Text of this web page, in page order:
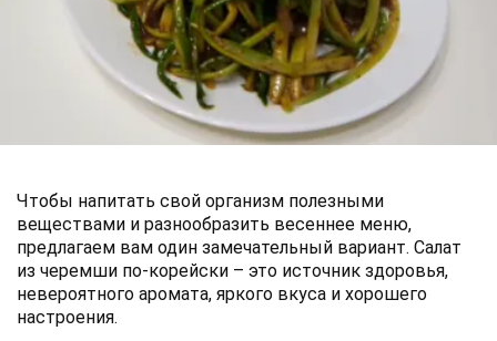
Чтобы напитать свой организм полезными
веществами и разнообразить весеннее меню,
предлагаем вам один замечательный вариант. Салат
из черемши по-корейски – это источник здоровья,
невероятного аромата, яркого вкуса и хорошего
настроения.